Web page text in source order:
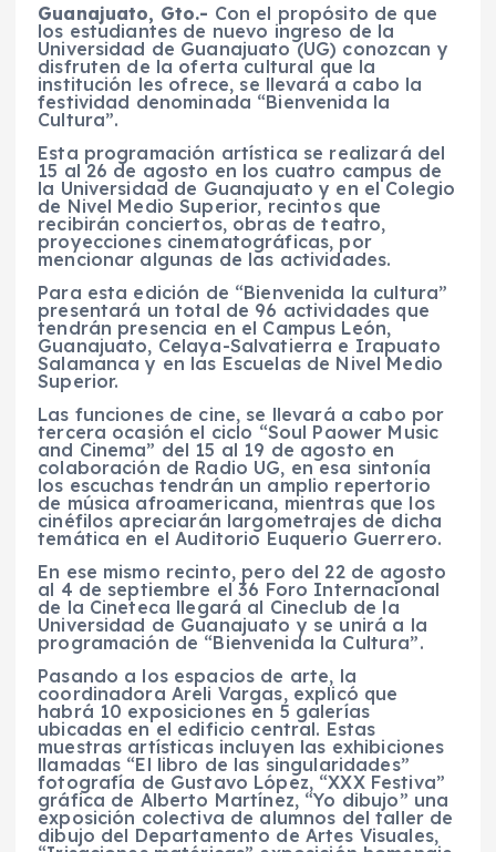
Guanajuato, Gto.- Con el propósito de que
los estudiantes de nuevo ingreso de la
Universidad de Guanajuato (UG) conozcan y
disfruten de la oferta cultural que la
institución les ofrece, se llevará a cabo la
festividad denominada “Bienvenida la
Cultura”.
Esta programación artística se realizará del
15 al 26 de agosto en los cuatro campus de
la Universidad de Guanajuato y en el Colegio
de Nivel Medio Superior, recintos que
recibirán conciertos, obras de teatro,
proyecciones cinematográficas, por
mencionar algunas de las actividades.
Para esta edición de “Bienvenida la cultura”
presentará un total de 96 actividades que
tendrán presencia en el Campus León,
Guanajuato, Celaya-Salvatierra e Irapuato
Salamanca y en las Escuelas de Nivel Medio
Superior.
Las funciones de cine, se llevará a cabo por
tercera ocasión el ciclo “Soul Paower Music
and Cinema” del 15 al 19 de agosto en
colaboración de Radio UG, en esa sintonía
los escuchas tendrán un amplio repertorio
de música afroamericana, mientras que los
cinéfilos apreciarán largometrajes de dicha
temática en el Auditorio Euquerio Guerrero.
En ese mismo recinto, pero del 22 de agosto
al 4 de septiembre el 36 Foro Internacional
de la Cineteca llegará al Cineclub de la
Universidad de Guanajuato y se unirá a la
programación de “Bienvenida la Cultura”.
Pasando a los espacios de arte, la
coordinadora Areli Vargas, explicó que
habrá 10 exposiciones en 5 galerías
ubicadas en el edificio central. Estas
muestras artísticas incluyen las exhibiciones
llamadas “El libro de las singularidades”
fotografía de Gustavo López, “XXX Festiva”
gráfica de Alberto Martínez, “Yo dibujo” una
exposición colectiva de alumnos del taller de
dibujo del Departamento de Artes Visuales,